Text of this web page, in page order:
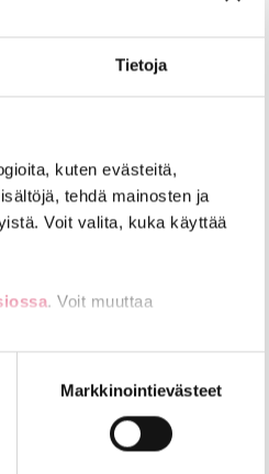
Tietoja
kuten evästeitä,
tehdä mainosten ja
Voit valita, kuka käyttää
. Voit muuttaa
tai
Markkinointievästeet